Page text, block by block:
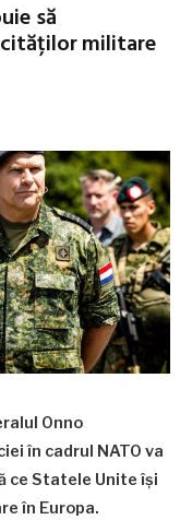
să
militare
Onno
în cadrul NATO va
ce Statele Unite își
în Europa.